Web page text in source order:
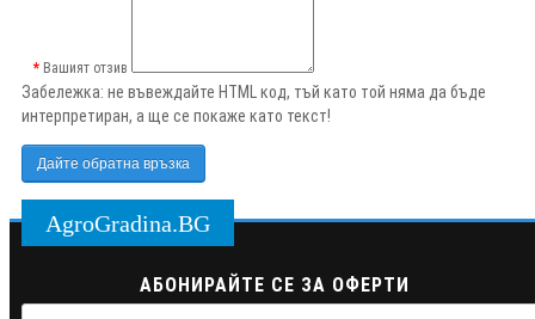
Вашият отзив
Забележка: не въвеждайте HTML код, тъй като той няма да бъде
интерпретиран, а ще се покаже като текст!
Дайте обратна връзка
AgroGradina.BG
АБОНИРАЙТЕ СЕ ЗА ОФЕРТИ